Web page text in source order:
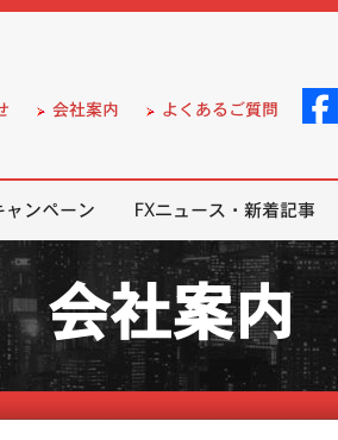
会社案内 よくあるご質問
ャンペーン FXニュース・新着記事
会社案内